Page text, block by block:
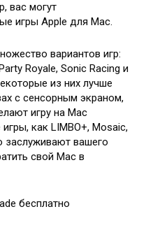
вас могут
игры Apple для Mac.
вариантов игр:
Royale, Sonic Racing и
из них лучше
с сенсорным экраном,
игру на Mac
как LIMBO+, Mosaic,
заслуживают вашего
свой Mac в
бесплатно